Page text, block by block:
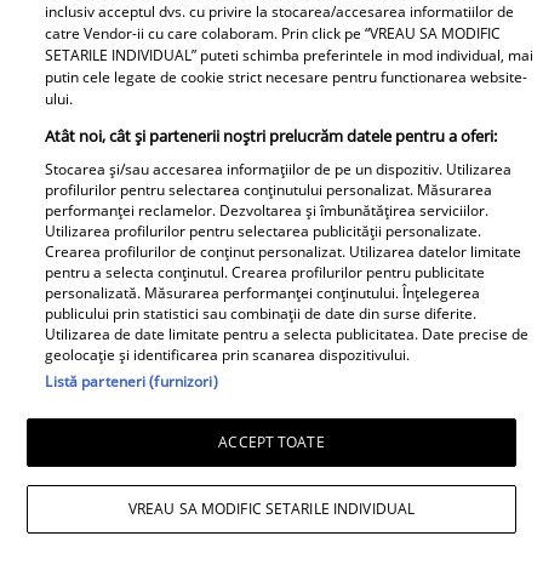
Daniela Nane, dezvăluiri după
despărțirea de Octavian Ene. Cum se
simte actrița: „Nu simt nicio lipsă”
inclusiv acceptul dvs. cu privire la stocarea/accesarea informatiilor de
catre Vendor-ii cu care colaboram. Prin click pe “VREAU SA MODIFIC
SETARILE INDIVIDUAL” puteti schimba preferintele in mod individual, mai
putin cele legate de cookie strict necesare pentru functionarea website-
ului.
Atât noi, cât și partenerii noștri prelucrăm datele pentru a oferi:
Stocarea și/sau accesarea informațiilor de pe un dispozitiv. Utilizarea
profilurilor pentru selectarea conținutului personalizat. Măsurarea
performanței reclamelor. Dezvoltarea și îmbunătățirea serviciilor.
Utilizarea profilurilor pentru selectarea publicității personalizate.
Crearea profilurilor de conținut personalizat. Utilizarea datelor limitate
pentru a selecta conținutul. Crearea profilurilor pentru publicitate
personalizată. Măsurarea performanței conținutului. Înțelegerea
publicului prin statistici sau combinații de date din surse diferite.
Utilizarea de date limitate pentru a selecta publicitatea. Date precise de
geolocație și identificarea prin scanarea dispozitivului.
Listă parteneri (furnizori)
ACCEPT TOATE
VREAU SA MODIFIC SETARILE INDIVIDUAL